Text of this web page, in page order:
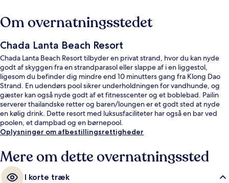
Om overnatningsstedet
Chada Lanta Beach Resort
Chada Lanta Beach Resort tilbyder en privat strand, hvor du kan nyde
godt af skyggen fra en strandparasol eller slappe af i en liggestol,
ligesom du befinder dig mindre end 10 minutters gang fra Klong Dao
Strand. En udendørs pool sikrer underholdningen for vandhunde, og
gæster kan også nyde godt af et fitnesscenter og et boblebad. Pailin
serverer thailandske retter og baren/loungen er et godt sted at nyde
en kølig drink. Dette resort med luksusfaciliteter har også en bar ved
poolen, et dampbad og en børnepool.
Oplysninger om afbestillingsrettigheder
Mere om dette overnatningssted
I korte træk